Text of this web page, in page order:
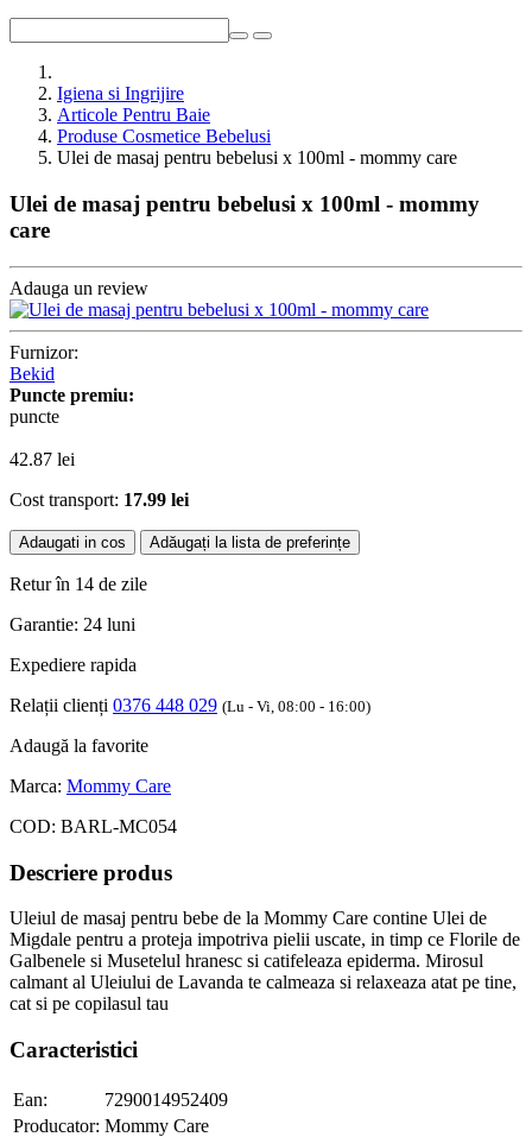
Igiena si Ingrijire
Articole Pentru Baie
Produse Cosmetice Bebelusi
Ulei de masaj pentru bebelusi x 100ml - mommy care
Ulei de masaj pentru bebelusi x 100ml - mommy
care
Adauga un review
Furnizor:
Bekid
Puncte premiu:
puncte
42.87 lei
Cost transport: 17.99 lei
Adaugati in cos Adăugați la lista de preferințe
Retur în 14 de zile
Garantie: 24 luni
Expediere rapida
Relații clienți 0376 448 029 (Lu - Vi, 08:00 - 16:00)
Adaugă la favorite
Marca: Mommy Care
COD: BARL-MC054
Descriere produs
Uleiul de masaj pentru bebe de la Mommy Care contine Ulei de
Migdale pentru a proteja impotriva pielii uscate, in timp ce Florile de
Galbenele si Musetelul hranesc si catifeleaza epiderma. Mirosul
calmant al Uleiului de Lavanda te calmeaza si relaxeaza atat pe tine,
cat si pe copilasul tau
Caracteristici
Ean:
7290014952409
Producator: Mommy Care